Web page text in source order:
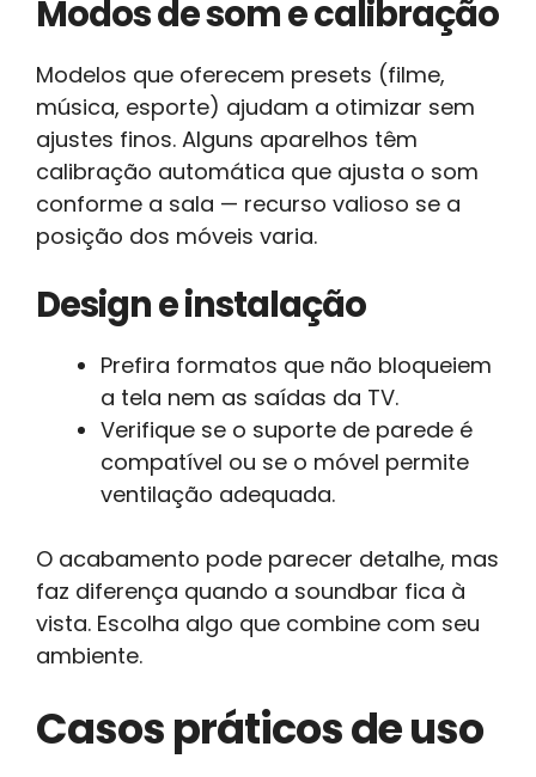
Modos de som e calibração
Modelos que oferecem presets (filme,
música, esporte) ajudam a otimizar sem
ajustes finos. Alguns aparelhos têm
calibração automática que ajusta o som
conforme a sala — recurso valioso se a
posição dos móveis varia.
Design e instalação
Prefira formatos que não bloqueiem
a tela nem as saídas da TV.
Verifique se o suporte de parede é
compatível ou se o móvel permite
ventilação adequada.
O acabamento pode parecer detalhe, mas
faz diferença quando a soundbar fica à
vista. Escolha algo que combine com seu
ambiente.
Casos práticos de uso